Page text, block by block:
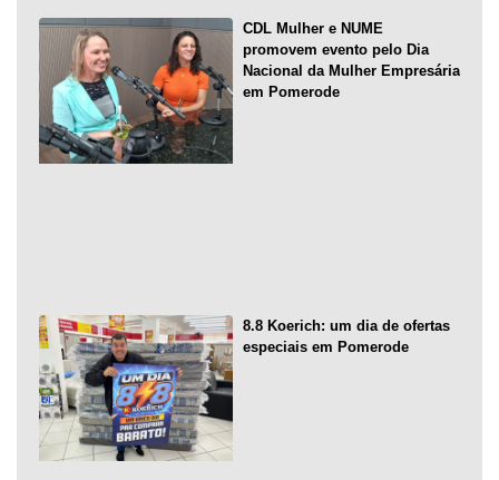
CDL Mulher e NUME
promovem evento pelo Dia
Nacional da Mulher Empresária
em Pomerode
8.8 Koerich: um dia de ofertas
especiais em Pomerode